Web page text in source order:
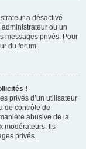
a désactivé
ou un
messages privés. Pour
du forum.
!
privés d’un utilisateur
de contrôle de
abusive de la
modérateurs. Ils
privés.